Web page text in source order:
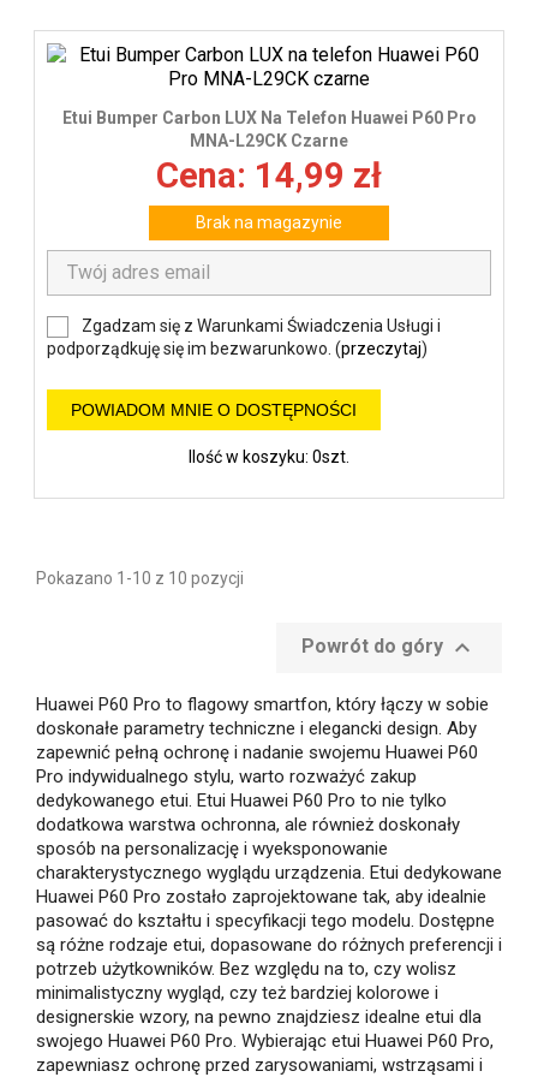
Etui Bumper Carbon LUX Na Telefon Huawei P60 Pro
MNA-L29CK Czarne
Cena: 14,99 zł
Brak na magazynie
Zgadzam się z Warunkami Świadczenia Usługi i
podporządkuję się im bezwarunkowo. (przeczytaj)
POWIADOM MNIE O DOSTĘPNOŚCI
Ilość w koszyku: 0szt.
Pokazano 1-10 z 10 pozycji
Powrót do góry 
Huawei P60 Pro to flagowy smartfon, który łączy w sobie
doskonałe parametry techniczne i elegancki design. Aby
zapewnić pełną ochronę i nadanie swojemu Huawei P60
Pro indywidualnego stylu, warto rozważyć zakup
dedykowanego etui. Etui Huawei P60 Pro to nie tylko
dodatkowa warstwa ochronna, ale również doskonały
sposób na personalizację i wyeksponowanie
charakterystycznego wyglądu urządzenia. Etui dedykowane
Huawei P60 Pro zostało zaprojektowane tak, aby idealnie
pasować do kształtu i specyfikacji tego modelu. Dostępne
są różne rodzaje etui, dopasowane do różnych preferencji i
potrzeb użytkowników. Bez względu na to, czy wolisz
minimalistyczny wygląd, czy też bardziej kolorowe i
designerskie wzory, na pewno znajdziesz idealne etui dla
swojego Huawei P60 Pro. Wybierając etui Huawei P60 Pro,
zapewniasz ochronę przed zarysowaniami, wstrząsami i